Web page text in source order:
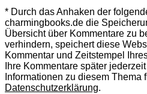
* Durch das Anhaken der
charmingbooks.de die
Übersicht über Kommentare zu
verhindern, speichert diese
Kommentar und Zeitstempel
Ihre Kommentare später
Informationen zu diesem Thema
Datenschutzerklärung.